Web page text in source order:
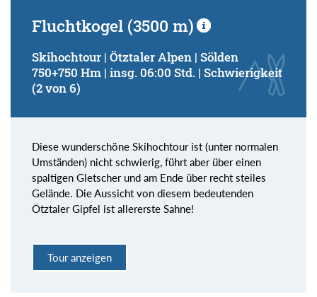
Fluchtkogel (3500 m)
Skihochtour | Ötztaler Alpen | Sölden
750+750 Hm | insg. 06:00 Std. | Schwierigkeit
(2 von 6)
Diese wunderschöne Skihochtour ist (unter normalen
Umständen) nicht schwierig, führt aber über einen
spaltigen Gletscher und am Ende über recht steiles
Gelände. Die Aussicht von diesem bedeutenden
Ötztaler Gipfel ist allererste Sahne!
Tour anzeigen